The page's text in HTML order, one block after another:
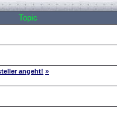
Topic
angeht! »